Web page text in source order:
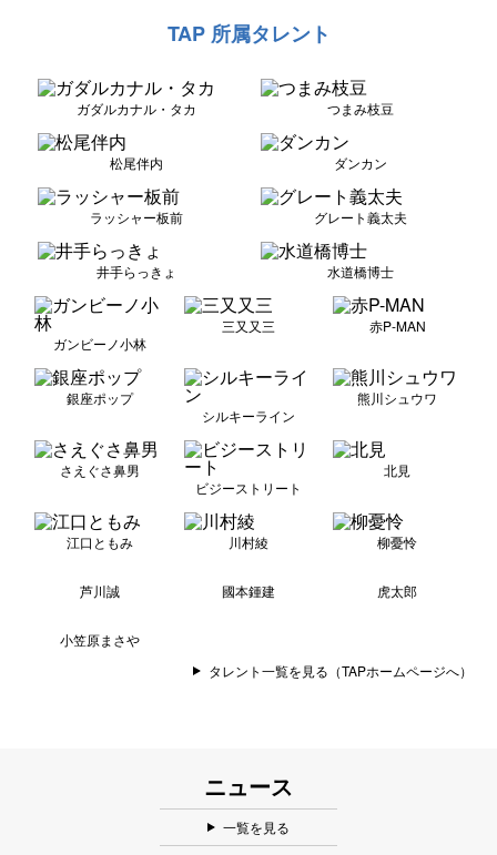
TAP 所属タレント
ガダルカナル・タカ つまみ枝豆
松尾伴内 ダンカン
ラッシャー板前 グレート義太夫
井手らっきょ 水道橋博士
ガンビーノ小林
三又又三 赤P-MAN
銀座ポップ
シルキーライン
熊川シュウワ
さえぐさ鼻男
ビジーストリート
北見
江口ともみ 川村綾 柳憂怜
芦川誠 國本鍾建 虎太郎
小笠原まさや
タレント一覧を見る（TAPホームページへ）
ニュース
一覧を見る